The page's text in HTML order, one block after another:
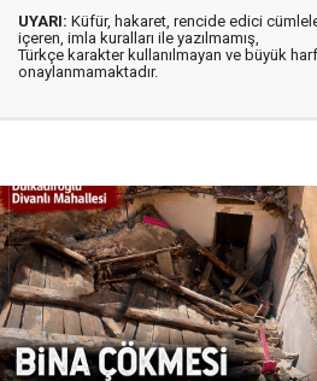
UYARI: Küfür, hakaret, rencide edici
içeren, imla kuralları ile yazılmamış,
Türkçe karakter kullanılmayan ve büyük
onaylanmamaktadır.